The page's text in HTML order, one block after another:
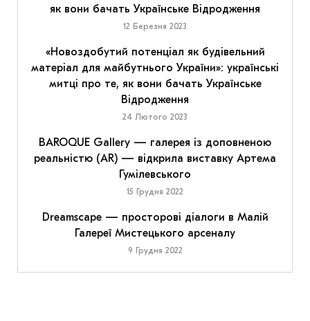
як вони бачать Українське Відродження
12 Березня 2023
«Новоздобутий потенціал як будівельний
матеріал для майбутнього України»: українські
митці про те, як вони бачать Українське
Відродження
24 Лютого 2023
BAROQUE Gallery — галерея із доповненою
реальністю (AR) — відкрила виставку Артема
Гумілевського
15 Грудня 2022
Dreamscape — просторові діалоги в Малій
Галереї Мистецького арсеналу
9 Грудня 2022